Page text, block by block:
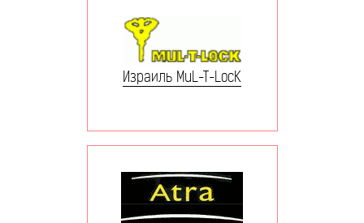
Израиль MuL-T-LocK